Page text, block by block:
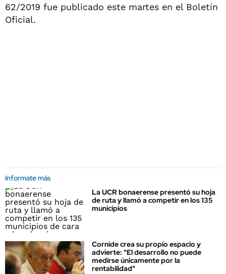
62/2019 fue publicado este martes en el Boletín
Oficial.
Informate más
La UCR bonaerense presentó su hoja
de ruta y llamó a competir en los 135
municipios
Cornide crea su propio espacio y
advierte: "El desarrollo no puede
medirse únicamente por la
rentabilidad"